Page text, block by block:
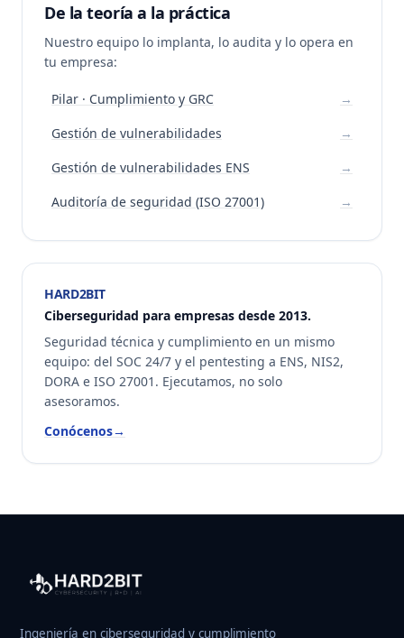
De la teoría a la práctica
Nuestro equipo lo implanta, lo audita y lo opera en
tu empresa:
Pilar · Cumplimiento y GRC
→
Gestión de vulnerabilidades
→
Gestión de vulnerabilidades ENS
→
Auditoría de seguridad (ISO 27001)
→
HARD2BIT
Ciberseguridad para empresas desde 2013.
Seguridad técnica y cumplimiento en un mismo
equipo: del SOC 24/7 y el pentesting a ENS, NIS2,
DORA e ISO 27001. Ejecutamos, no solo
asesoramos.
Conócenos→
Ingeniería en ciberseguridad y cumplimiento